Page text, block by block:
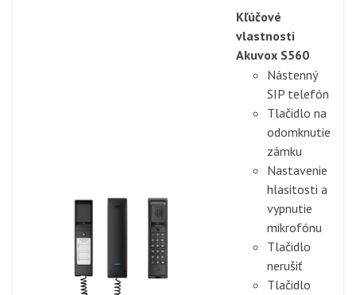
Kľúčové
vlastnosti
Akuvox S560
Nástenný
SIP telefón
Tlačidlo na
odomknutie
zámku
Nastavenie
hlasitosti a
vypnutie
mikrofónu
Tlačidlo
nerušiť
Tlačidlo